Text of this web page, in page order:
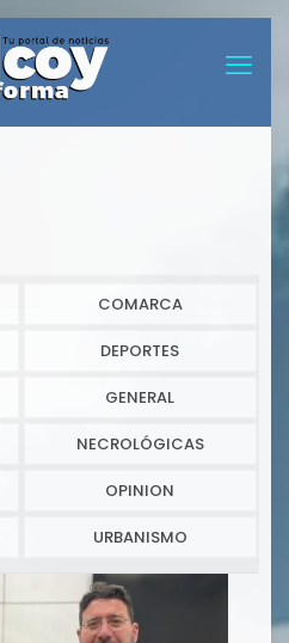
COMARCA
DEPORTES
GENERAL
NECROLÓGICAS
OPINION
URBANISMO